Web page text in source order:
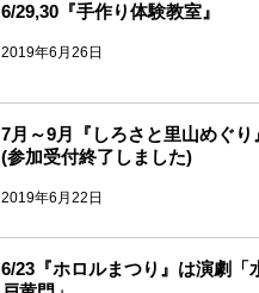
6/29,30『手作り体験教室』
2019年6月26日
7月～9月『しろさと里山めぐり
(参加受付終了しました)
2019年6月22日
6/23『ホロルまつり』は演劇「水